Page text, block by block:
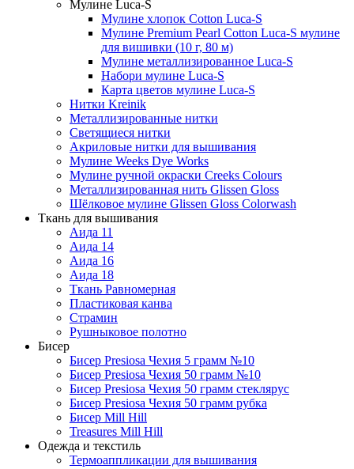
Мулине Luca-S
Мулине хлопок Cotton Luca-S
Мулине Premium Pearl Cotton Luca-S мулине
для вишивки (10 г, 80 м)
Мулине металлизированное Luca-S
Набори мулине Luca-S
Карта цветов мулине Luca-S
Нитки Kreinik
Металлизированные нитки
Светящиеся нитки
Акриловые нитки для вышивания
Мулине Weeks Dye Works
Мулине ручной окраски Creeks Colours
Металлизированная нить Glissen Gloss
Шёлковое мулине Glissen Gloss Colorwash
Ткань для вышивания
Аида 11
Аида 14
Аида 16
Аида 18
Ткань Равномерная
Пластиковая канва
Страмин
Рушныковое полотно
Бисер
Бисер Presiosa Чехия 5 грамм №10
Бисер Presiosa Чехия 50 грамм №10
Бисер Presiosa Чехия 50 грамм стеклярус
Бисер Presiosa Чехия 50 грамм рубка
Бисер Mill Hill
Treasures Mill Hill
Одежда и текстиль
Термоаппликации для вышивания